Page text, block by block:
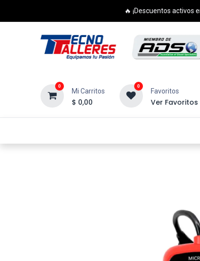
🔥 ¡Descuentos activos
0
Mi Carritos
$ 0,00
0
Favoritos
Ver Favoritos